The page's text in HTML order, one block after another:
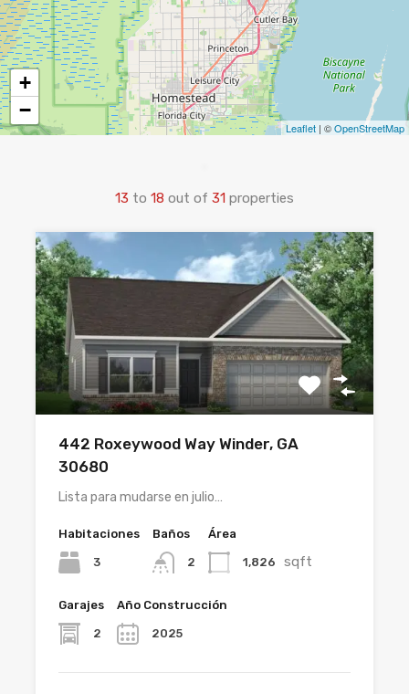
+
−
Leaflet | ©OpenStreetMap
13 to 18 out of 31 properties
442 Roxeywood Way Winder, GA
30680
Lista para mudarse en julio…
Habitaciones
3
Baños
2
Área
1,826 sqft
Garajes
2
Año Construcción
2025